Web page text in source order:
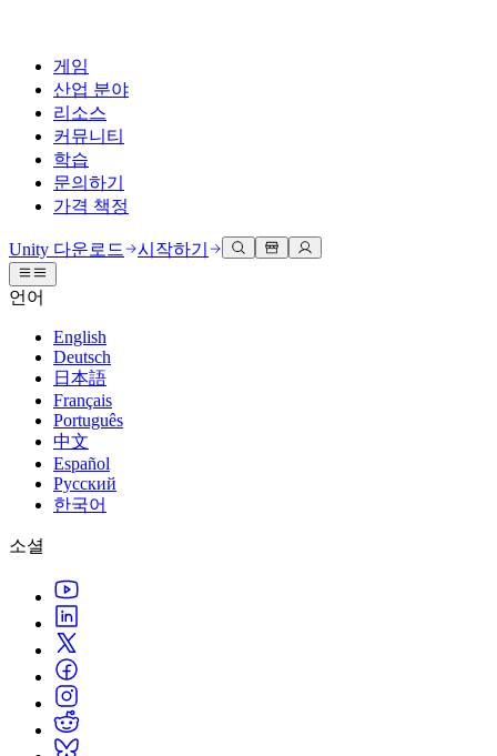
게임
산업 분야
리소스
커뮤니티
학습
문의하기
가격 책정
Unity 엔진
모든 플랫폼 위한 2D 및 3D 게임 제작
협업
팀과 함께 신속한 협업과 반복 작업을 수행하세요.
Unity 다운로드
플랜 및 가격
배포
Unity가 지원하는 25개 이상의 플랫폼을 살펴보세요.
LiveOps
출시 후 인사이트를 확인하고 라이브 게임을 운영하세요.
성장
사용자 확보
모바일 사용자를 검색하고 Acquire
3D 협업
실시간 3D 프로젝트 빌드 및 검토
몰입형 교육
몰입도 높은 환경 제작
고객 경험
인터랙티브 3D 경험 제작
산업 분야
운영 우수성 확보
리테일
상점 경험을 온라인 경험으로 전환
자동차
혁신을 가속화하고 차량 내 경험을 향상시키세요.
모든 산업 보기
기술 자료
공식 유저. '광고 지면'의 타겟 고객 매뉴얼 및 API 레퍼런스
개발자 툴
릴리스 버전 및 이슈 트래커
로드맵
예정된 기능 검토
기술 용어 라이브러리
활용 사례
실제 성공 사례
베스트 프랙티스 가이드
전문가 팁
토론
토론, 문제 해결, 소통
이벤트
글로벌 이벤트 및 현지 이벤트
커뮤니티 사례
Made with Unity
Unity 크리에이터 소개
Livestreams
Unity Awards
전 세계 Unity 크리에이터 축하
Unity Learn
무료로 Unity 기술 마스터
전문 교육
Unity 강사와 함께 팀의 역량을 강화하세요
Unity 처음 사용하시나요
시작하기
학습 시작하기
Unity 사용이 처음이신가요? 여정 시작하기
사용법 가이드
실용적인 팁 및 베스트 프랙티스
교육
학생용
커리어 시작하기
도움 받기
성공을 위한 Unity
Success 플랜
전문가 지원을 통해 더 빠르게 목표 도달률 달성
일반적인 질문에 대한 답변
문의하기
Unity 다운로드 시작하기
언어
English
Deutsch
日本語
Français
Português
中文
Español
Русский
한국어
소셜